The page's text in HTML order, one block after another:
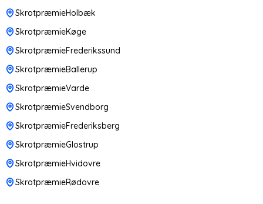
SkrotpræmieHolbæk
SkrotpræmieKøge
SkrotpræmieFrederikssund
SkrotpræmieBallerup
SkrotpræmieVarde
SkrotpræmieSvendborg
SkrotpræmieFrederiksberg
SkrotpræmieGlostrup
SkrotpræmieHvidovre
SkrotpræmieRødovre